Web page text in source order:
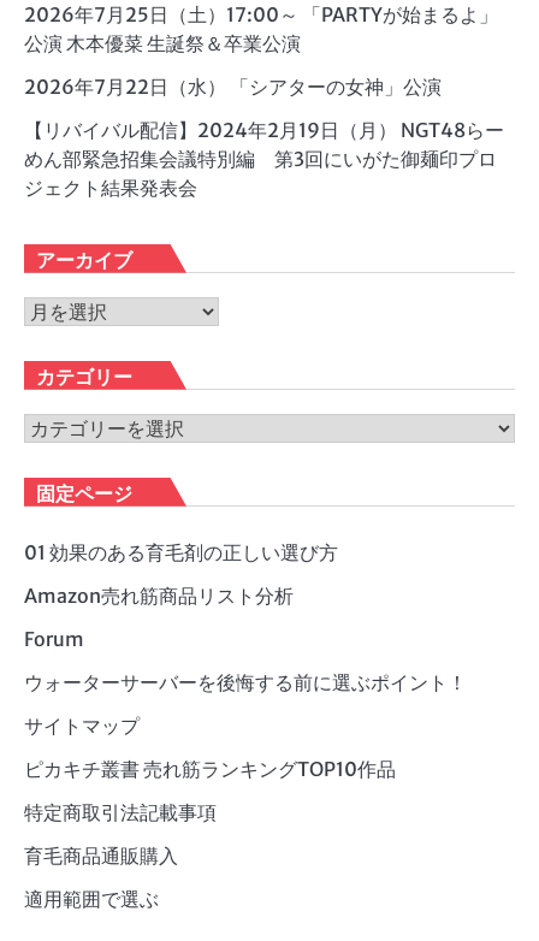
2026年7月25日（土）17:00～ 「PARTYが始まるよ」
公演 木本優菜 生誕祭＆卒業公演
2026年7月22日（水） 「シアターの女神」公演
【リバイバル配信】2024年2月19日（月） NGT48らー
めん部緊急招集会議特別編 第3回にいがた御麺印プロ
ジェクト結果発表会
アーカイブ
ア
カ
イ
ブ
カテゴリー
カ
ゴ
リ
ー
固定ページ
01 効果のある育毛剤の正しい選び方
Amazon売れ筋商品リスト分析
Forum
ウォーターサーバーを後悔する前に選ぶポイント！
サイトマップ
ピカキチ叢書 売れ筋ランキングTOP10作品
特定商取引法記載事項
育毛商品通販購入
適用範囲で選ぶ